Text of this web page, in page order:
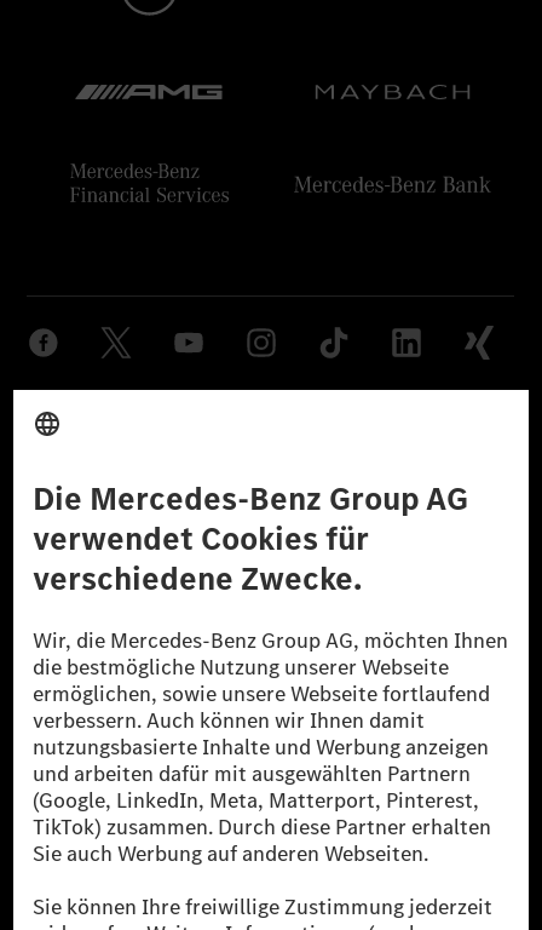
© 2026 Mercedes-Benz Group AG. Alle Rechte vorbehalten.
reduzierte CO₂-Emissionen bei der Mercedes-Benz Group durch
zertifizierte Ausgleichsprojekte kompensiert werden.
[2] Renewable Charging ist ein integraler Bestandteil von MB.CHARGE
Public in Europa, den USA, Kanada und China. Sofern an der jeweiligen
Ladestation noch kein Strom aus erneuerbaren Energien vorliegt,
verwendet Renewable Charging Grünstromzertifikate*. Diese stellen
sicher, dass für Ladevorgänge über MB.CHARGE Public eine äquivalente
Strommenge aus erneuerbaren Energien ins Stromnetz eingespeist wird.
Sie stammen ausschließlich aus Wind- und Solarkraftanlagen, die jünger
als sechs Jahre sind.
* Inkl. EKOenergy Ökolabel
* Die angegebenen Werte wurden nach dem vorgeschriebenen
Messverfahren WLTP (Worldwide harmonised Light vehicles Test